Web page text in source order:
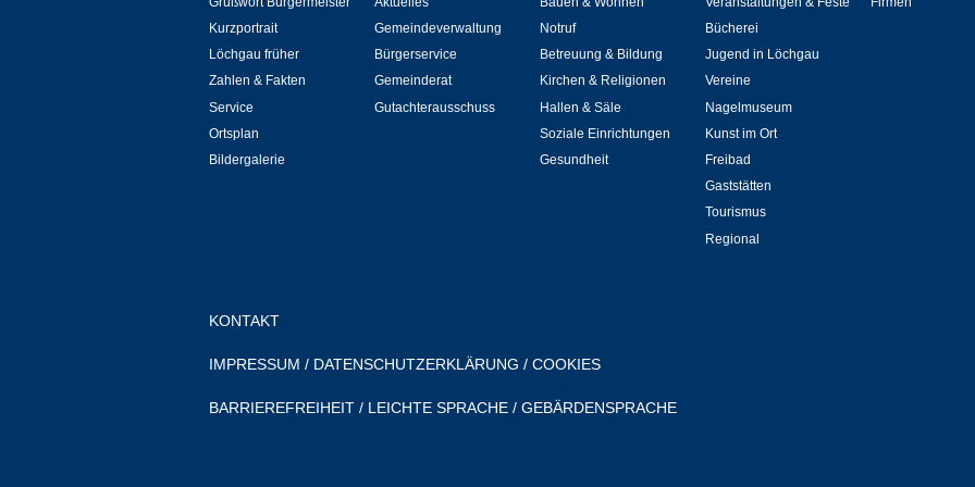
Gemeindehalle
Sporthalle Greuth
Gesundheit
Freizeit
Kurzportrait
Löchgau früher
Zahlen & Fakten
Service
Ortsplan
Bildergalerie
Gemeindeverwaltung
Bürgerservice
Gemeinderat
Gutachterausschuss
Notruf
Betreuung & Bildung
Kirchen & Religionen
Hallen & Säle
Soziale Einrichtungen
Gesundheit
Bücherei
Jugend in Löchgau
Vereine
Nagelmuseum
Kunst im Ort
Freibad
Gaststätten
Tourismus
Regional
KONTAKT
IMPRESSUM / DATENSCHUTZERKLÄRUNG / COOKIES
BARRIEREFREIHEIT / LEICHTE SPRACHE / GEBÄRDENSPRACHE